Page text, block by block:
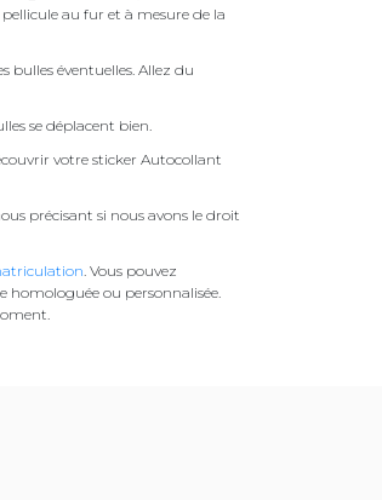
au fur et à mesure de la
bulles éventuelles. Allez du
se déplacent bien.
votre sticker Autocollant
précisant si nous avons le droit
. Vous pouvez
homologuée ou personnalisée.